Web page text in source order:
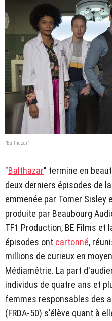
"Balthazar"
"Balthazar" termine en
deux derniers épisodes de
emmenée par Tomer Sisley
produite par Beaubourg
TF1 Production, BE Films et
épisodes ont cartonné,
millions de curieux en
Médiamétrie. La part
individus de quatre ans et
femmes responsables des
(FRDA-50) s'élève quant à